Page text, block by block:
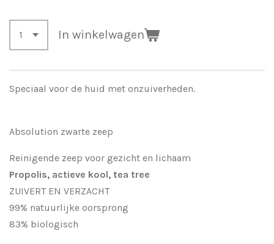
In winkelwagen
Speciaal voor de huid met onzuiverheden.
Absolution zwarte zeep
Reinigende zeep voor gezicht en lichaam
Propolis, actieve kool, tea tree
ZUIVERT EN VERZACHT
99% natuurlijke oorsprong
83% biologisch